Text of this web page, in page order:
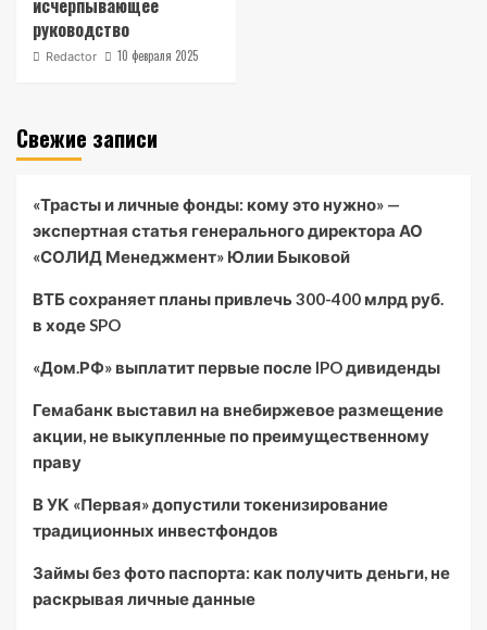
исчерпывающее
руководство
Redactor 10 февраля 2025
Свежие записи
«Трасты и личные фонды: кому это нужно» —
экспертная статья генерального директора АО
«СОЛИД Менеджмент» Юлии Быковой
ВТБ сохраняет планы привлечь 300-400 млрд руб.
в ходе SPO
«Дом.РФ» выплатит первые после IPO дивиденды
Гемабанк выставил на внебиржевое размещение
акции, не выкупленные по преимущественному
праву
В УК «Первая» допустили токенизирование
традиционных инвестфондов
Займы без фото паспорта: как получить деньги, не
раскрывая личные данные